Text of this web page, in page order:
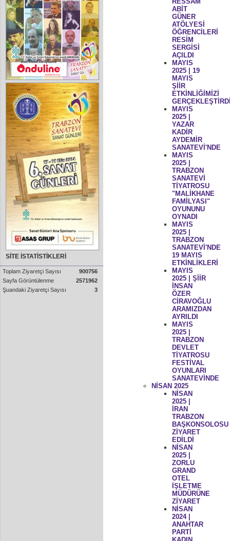
SİTE İSTATİSTİKLERİ
Toplam Ziyaretçi Sayısı
900756
Sayfa Görüntülenme
2571962
Şuandaki Ziyaretçi Sayısı
3
ABİT
GÜNER
ATÖLYESİ
ÖĞRENCİLERİ
RESİM
SERGİSİ
AÇILDI
MAYIS
2025 | 19
MAYIS
ŞİİR
ETKİNLİĞİMİZİ
MAYIS
2025 |
YAZAR
KADİR
AYDEMİR
SANATEVİ'NDE
MAYIS
2025 |
TRABZON
SANATEVİ
TİYATROSU
"MALİKHANE
FAMİLYASI"
OYUNUNU
OYNADI
MAYIS
2025 |
TRABZON
SANATEVİ'NDE
19 MAYIS
ETKİNLİKLERİ
MAYIS
2025 | ŞİİR
İNSAN
ÖZER
CİRAVOĞLU
ARAMIZDAN
AYRILDI
MAYIS
2025 |
TRABZON
DEVLET
TİYATROSU
FESTİVAL
OYUNLARI
SANATEVİNDE
NİSAN 2025
NİSAN
2025 |
İRAN
TRABZON
BAŞKONSOLOSU
ZİYARET
EDİLDİ
NİSAN
2025 |
ZORLU
GRAND
OTEL
İŞLETME
MÜDÜRÜNE
ZİYARET
NİSAN
2024 |
ANAHTAR
PARTİ